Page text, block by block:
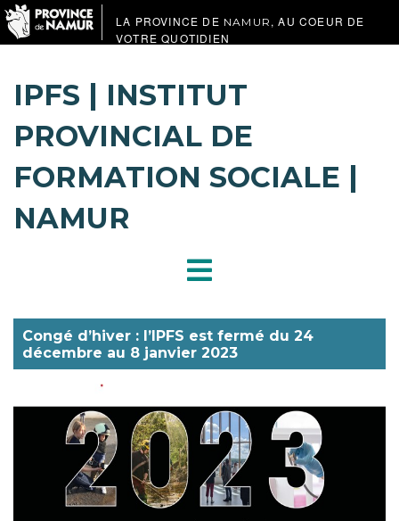
LA PROVINCE DE NAMUR , AU COEUR DE
VOTRE QUOTIDIEN
IPFS | INSTITUT
PROVINCIAL DE
FORMATION SOCIALE |
NAMUR
Congé d’hiver : l’IPFS est fermé du 24
décembre au 8 janvier 2023